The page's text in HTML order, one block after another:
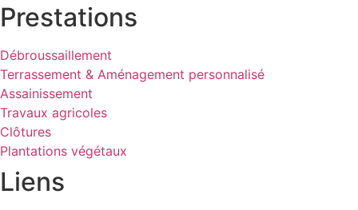
Prestations
Débroussaillement
Terrassement & Aménagement personnalisé
Assainissement
Travaux agricoles
Clôtures
Plantations végétaux
Liens